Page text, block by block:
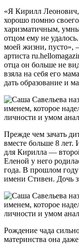
«Я Кирилл
хорошо помню
харизматичным,
отцом ему не
моей жизни, пусто»,
артиста
отца он больше не
взяла на себя его
дать образование и
Прежде чем зачать
вместе больше 8
для Кирилла —
Еленой у него
года. В прошлом
имени Стивен. Дочь
Рождение чада
материнства она